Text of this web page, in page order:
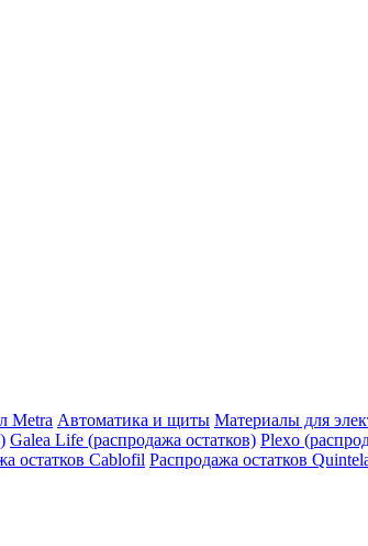
Metra Автоматика и щиты Материалы для
Galea Life (распродажа остатков) Plexo
остатков Cablofil Распродажа остатков